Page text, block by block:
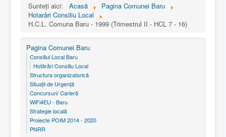
Sunteți aici: Acasă
Pagina Comunei Baru
Hotarâri Consiliu Local
H.C.L. Comuna Baru - 1999 (Trimestrul II - HCL 7 - 16)
Pagina Comunei Baru
Consiliul Local Baru
Hotărâri Consiliu Local
Structura organizatorică
Situaţii de Urgenţă
Concursuri/ Carieră
WiFi4EU - Baru
Strategie locală
Proiecte POIM 2014 - 2020
PNRR